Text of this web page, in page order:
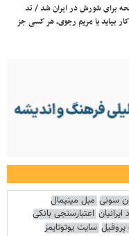
برای شورش در ایران شد / تد
بیاید یا مریم رجوی، هر کسی جز
سونی مبل مینیمال
اعتبارسنجی بانکی
سایت یوتوتایمز